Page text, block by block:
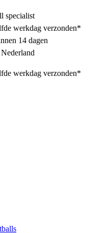
specialist
werkdag verzonden*
14 dagen
werkdag verzonden*